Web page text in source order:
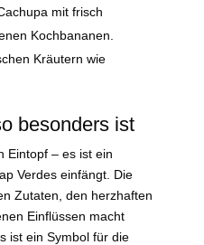
mit frisch
Kochbananen.
Kräutern wie
besonders ist
Eintopf – es ist ein
Verdes einfängt. Die
Zutaten, den herzhaften
Einflüssen macht
ist ein Symbol für die